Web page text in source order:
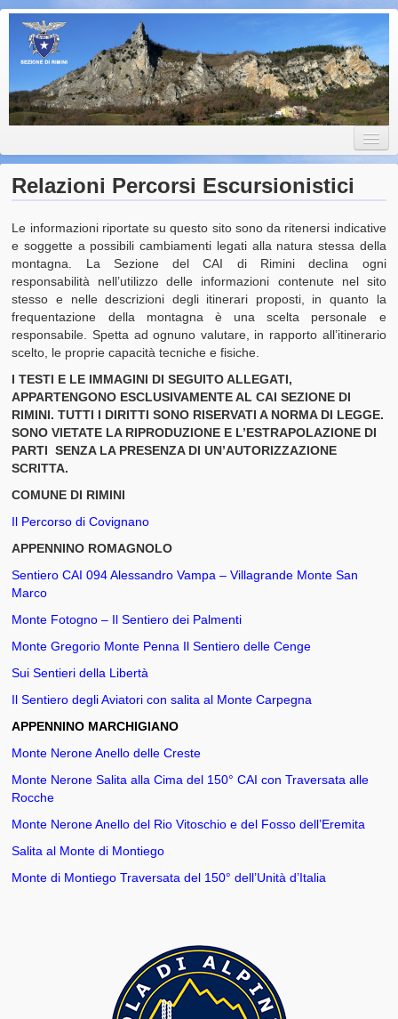
Club Alpino Italiano • Sezione
di Rimini
Club Alpino Italiano • Sezione di Rimini
Home
CAI Rimini
Lo Statuto della Sezione
Il Consiglio Direttivo
L’Assemblea dei Soci
Iscrizione al CAI Sezione Di Rimini
Quote Tessera
Agevolazioni Soci
Materiali e Gadget
Attività CAI
Punto di Ritrovo
Attività Gruppo Escursionismo CAI Rimini
Attività Gruppo Alpinismo CAI Rimini
Attività Gruppo Grotte Ariminum
Attività Gruppo Alpinismo Giovanile CAI Rimini
Attività Gruppo Scialpinismo CAI Rimini
Relazioni Percorsi Escursionistici
Le informazioni riportate su questo sito sono da ritenersi indicative
e soggette a possibili cambiamenti legati alla natura stessa della
montagna. La Sezione del CAI di Rimini declina ogni
responsabilità nell’utilizzo delle informazioni contenute nel sito
stesso e nelle descrizioni degli itinerari proposti, in quanto la
frequentazione della montagna è una scelta personale e
responsabile. Spetta ad ognuno valutare, in rapporto all’itinerario
scelto, le proprie capacità tecniche e fisiche.
I TESTI E LE IMMAGINI DI SEGUITO ALLEGATI,
APPARTENGONO ESCLUSIVAMENTE AL CAI SEZIONE DI
RIMINI. TUTTI I DIRITTI SONO RISERVATI A NORMA DI LEGGE.
SONO VIETATE LA RIPRODUZIONE E L’ESTRAPOLAZIONE DI
PARTI SENZA LA PRESENZA DI UN’AUTORIZZAZIONE
SCRITTA.
COMUNE DI RIMINI
Il Percorso di Covignano
APPENNINO ROMAGNOLO
Sentiero CAI 094 Alessandro Vampa – Villagrande Monte San
Marco
Monte Fotogno – Il Sentiero dei Palmenti
Monte Gregorio Monte Penna Il Sentiero delle Cenge
Sui Sentieri della Libertà
Il Sentiero degli Aviatori con salita al Monte Carpegna
APPENNINO MARCHIGIANO
Monte Nerone Anello delle Creste
Monte Nerone Salita alla Cima del 150° CAI con Traversata alle
Rocche
Monte Nerone Anello del Rio Vitoschio e del Fosso dell’Eremita
Salita al Monte di Montiego
Monte di Montiego Traversata del 150° dell’Unità d’Italia